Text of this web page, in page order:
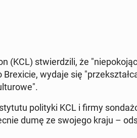
(KCL) stwier­dzi­li, że
Bre­xi­cie, wydaje się
po­li­ty­ki KCL i firmy
dumę ze swojego kraju –